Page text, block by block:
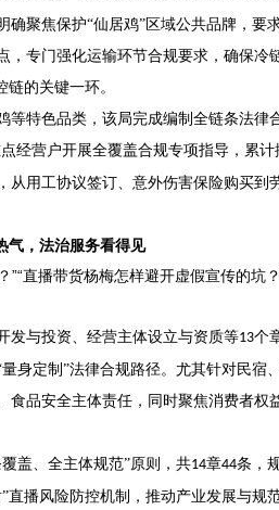
聚焦保护“仙居鸡”区域公共品牌，要
专门强化运输环节合规要求，确保冷
链的关键一环。
特色品类，该局完成编制全链条法律
经营户开展全覆盖合规专项指导，累计
用工协议签订、意外伤害保险购买到
气，法治服务看得见
”“直播带货杨梅怎样避开虚假宣传的
发与投资、经营主体设立与资质等13个
身定制”法律合规路径。尤其针对民宿
品安全主体责任，同时聚焦消费者权
盖、全主体规范”原则，共14章44条，
播风险防控机制，推动产业发展与规